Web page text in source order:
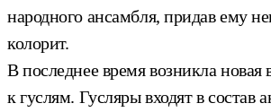
народного ансамбля, придав ему
колорит.
В последнее время возникла новая
к гуслям. Гусляры входят в состав